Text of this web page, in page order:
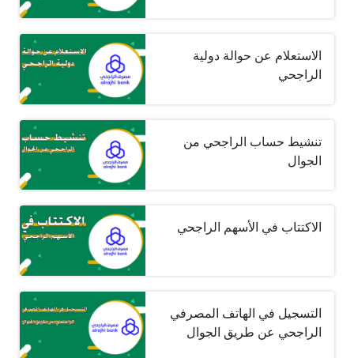
الاستعلام عن حوالة دولية
الراجحي
تنشيط حساب الراجحي من
الجوال
الاكتتاب في الأسهم الراجحي
التسجيل في الهاتف المصرفي
الراجحي عن طريق الجوال